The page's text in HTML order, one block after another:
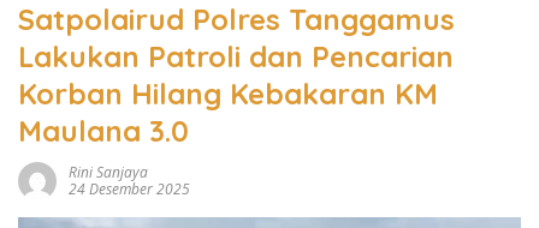
Satpolairud Polres Tanggamus
Lakukan Patroli dan Pencarian
Korban Hilang Kebakaran KM
Maulana 3.0
Rini Sanjaya
24 Desember 2025